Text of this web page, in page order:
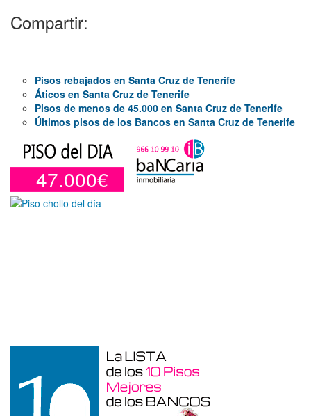
Compartir:
Pisos rebajados en Santa Cruz de Tenerife
Áticos en Santa Cruz de Tenerife
Pisos de menos de 45.000 en Santa Cruz de Tenerife
Últimos pisos de los Bancos en Santa Cruz de Tenerife
47.000€